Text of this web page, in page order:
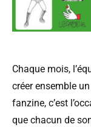
Chaque mois,
créer ensemble
fanzine, c’est
que chacun de